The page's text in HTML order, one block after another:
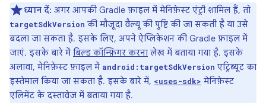
ध्यान दें: अगर आपकी Gradle फ़ाइल में मेनिफ़ेस्ट एंट्री शामिल हैं, तो
targetSdkVersion की मौजूदा वैल्यू की पुष्टि की जा सकती है या उसे
बदला जा सकता है. इसके लिए, अपने ऐप्लिकेशन की Gradle फ़ाइल में
जाएं. इसके बारे में बिल्ड कॉन्फ़िगर करना लेख में बताया गया है. इसके
अलावा, मेनिफ़ेस्ट फ़ाइल में android:targetSdkVersion एट्रिब्यूट का
इस्तेमाल किया जा सकता है. इसके बारे में, <uses-sdk> मेनिफ़ेस्ट
एलिमेंट के दस्तावेज़ में बताया गया है.